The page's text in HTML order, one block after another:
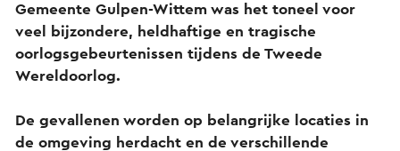
Gemeente Gulpen-Wittem was het toneel voor
veel bijzondere, heldhaftige en tragische
oorlogsgebeurtenissen tijdens de Tweede
Wereldoorlog.
De gevallenen worden op belangrijke locaties in
de omgeving herdacht en de verschillende